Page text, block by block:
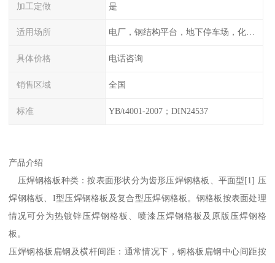
加工定做 是
适用场所 电厂，钢结构平台，地下停车场，化工平台，港口码头
具体价格 电话咨询
销售区域 全国
标准 YB/t4001-2007；DIN24537
产品介绍
压焊钢格板种类：按表面形状分为齿形压焊钢格板、平面型[1] 压
焊钢格板、I型压焊钢格板及复合型压焊钢格板。钢格板按表面处理
情况可分为热镀锌压焊钢格板、喷漆压焊钢格板及原版压焊钢格
板。
压焊钢格板扁钢及横杆间距：通常情况下，钢格板扁钢中心间距按